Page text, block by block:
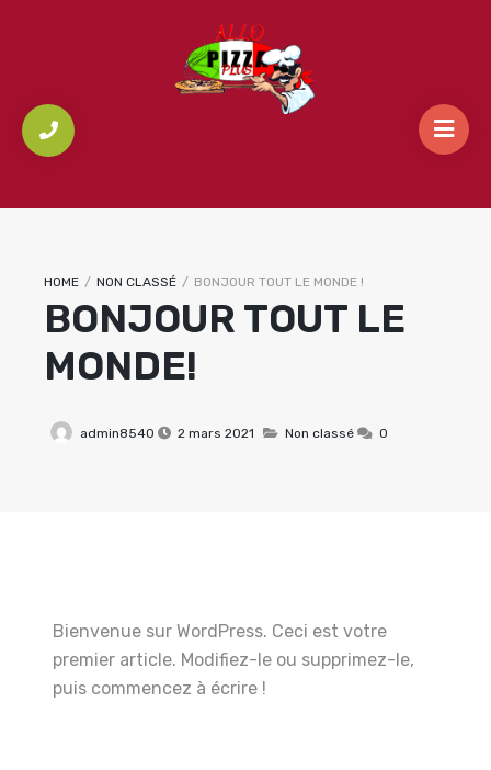
HOME / NON CLASSÉ / BONJOUR TOUT LE MONDE !
BONJOUR TOUT LE
MONDE!
admin8540 2 mars 2021 Non classé 0
Bienvenue sur WordPress. Ceci est votre
premier article. Modifiez-le ou supprimez-le,
puis commencez à écrire !